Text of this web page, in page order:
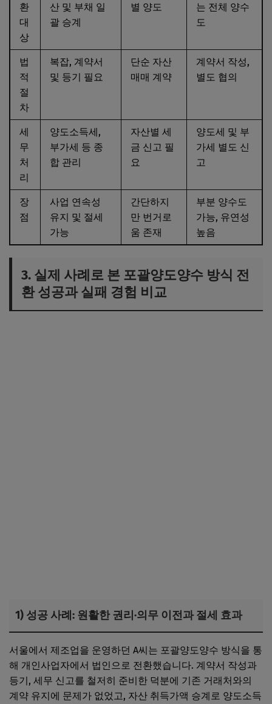
환
대
상
산 및 부채 일
괄 승계
별 양도
는 전체 양수
도
법
적
절
차
복잡, 계약서
및 등기 필요
단순 자산
매매 계약
계약서 작성,
별도 협의
세
무
처
리
양도소득세,
부가세 등 종
합 관리
자산별 세
금 신고 필
요
양도세 및 부
가세 별도 신
고
장
점
사업 연속성
유지 및 절세
가능
간단하지
만 번거로
움 존재
부분 양수도
가능, 유연성
높음
3. 실제 사례로 본 포괄양도양수 방식 전
환 성공과 실패 경험 비교
1) 성공 사례: 원활한 권리·의무 이전과 절세 효과
서울에서 제조업을 운영하던 A씨는 포괄양도양수 방식을 통
해 개인사업자에서 법인으로 전환했습니다. 계약서 작성과
등기, 세무 신고를 철저히 준비한 덕분에 기존 거래처와의
계약 유지에 문제가 없었고, 자산 취득가액 승계로 양도소득